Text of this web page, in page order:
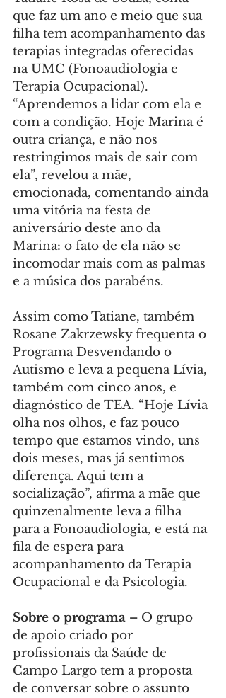
que faz um ano e meio que sua
filha tem acompanhamento das
terapias integradas oferecidas
na UMC (Fonoaudiologia e
Terapia Ocupacional).
“Aprendemos a lidar com ela e
com a condição. Hoje Marina é
outra criança, e não nos
restringimos mais de sair com
ela”, revelou a mãe,
emocionada, comentando ainda
uma vitória na festa de
aniversário deste ano da
Marina: o fato de ela não se
incomodar mais com as palmas
e a música dos parabéns.
Assim como Tatiane, também
Rosane Zakrzewsky frequenta o
Programa Desvendando o
Autismo e leva a pequena Lívia,
também com cinco anos, e
diagnóstico de TEA. “Hoje Lívia
olha nos olhos, e faz pouco
tempo que estamos vindo, uns
dois meses, mas já sentimos
diferença. Aqui tem a
socialização”, afirma a mãe que
quinzenalmente leva a filha
para a Fonoaudiologia, e está na
fila de espera para
acompanhamento da Terapia
Ocupacional e da Psicologia.
Sobre o programa – O grupo
de apoio criado por
profissionais da Saúde de
Campo Largo tem a proposta
de conversar sobre o assunto